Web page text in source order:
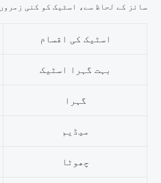
سائز کے لحاظ سے، اسٹیک کو کئی
اسٹیک کی اقسام
بہت گہرا اسٹیک
گہرا
میڈیم
چھوٹا